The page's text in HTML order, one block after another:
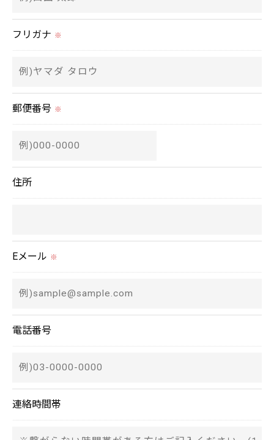
す。
フリガナ ※
郵便番号 ※
住所
Eメール ※
電話番号
連絡時間帯